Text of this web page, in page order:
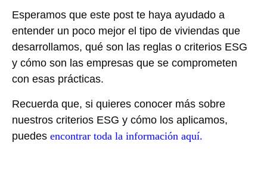
Esperamos que este post te haya ayudado a
entender un poco mejor el tipo de viviendas que
desarrollamos, qué son las reglas o criterios ESG
y cómo son las empresas que se comprometen
con esas prácticas.
Recuerda que, si quieres conocer más sobre
nuestros criterios ESG y cómo los aplicamos,
puedes encontrar toda la información aquí.